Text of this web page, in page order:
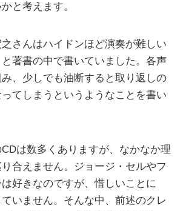
と考えます。
さんはハイドンほど演奏が難しい
著書の中で書いていました。各声
、少しでも油断すると取り返しの
てしまうというようなことを書い
は数多くありますが、なかなか理
合えません。ジョージ・セルやフ
好きなのですが、惜しいことに
ていません。そんな中、前述のクレ